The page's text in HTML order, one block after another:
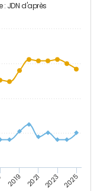
JDN d'après
2019 2021 2023 2025